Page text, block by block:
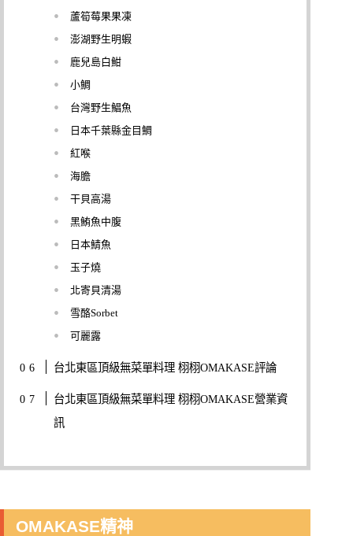
蘆筍莓果果凍
澎湖野生明蝦
鹿兒島白魽
小鯛
台灣野生鯧魚
日本千葉縣金目鯛
紅喉
海膽
干貝高湯
黑鮪魚中腹
日本鯖魚
玉子燒
北寄貝清湯
雪酪Sorbet
可麗露
台北東區頂級無菜單料理 栩栩OMAKASE評論
台北東區頂級無菜單料理 栩栩OMAKASE營業資
訊
OMAKASE精神